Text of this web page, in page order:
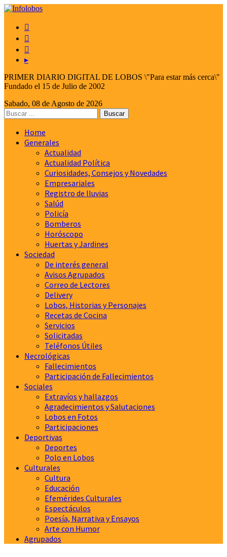



▸
PRIMER DIARIO DIGITAL DE LOBOS \"Para estar más cerca\"
Fundado el 15 de Julio de 2002
Sabado, 08 de Agosto de 2026
Home
Generales
Actualidad
Actualidad Política
Curiosidades, Consejos y Novedades
Empresariales
Registro de lluvias
Salúd
Policía
Bomberos
Horóscopo
Huertas y Jardines
Sociedad
De interés general
Avisos Agrupados
Correo de Lectores
Delivery
Lobos, Historias y Personajes
Recetas de Cocina
Servicios
Solicitadas
Teléfonos Útiles
Necrológicas
Fallecimientos
Participación de Fallecimientos
Sociales
Extravíos y hallazgos
Agradecimientos y Salutaciones
Lobos en Fotos
Participaciones
Deportivas
Deportes
Polo en Lobos
Culturales
Cultura
Educación
Efemérides Culturales
Espectáculos
Poesía, Narrativa y Ensayos
Arte con Humor
Agrupados